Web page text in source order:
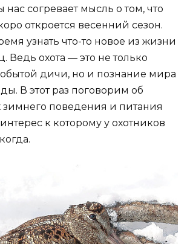
нас согревает мысль о том, что
откроется весенний сезон.
узнать что-то новое из жизни
Ведь охота — это не только
дичи, но и познание мира
В этот раз поговорим об
зимнего поведения и питания
к которому у охотников